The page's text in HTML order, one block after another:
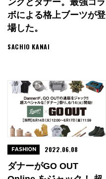
ボによる格上ブーツが登
場した。
SACHIO KANAI
ダナーがGO OUT
FASHION 2022.06.08